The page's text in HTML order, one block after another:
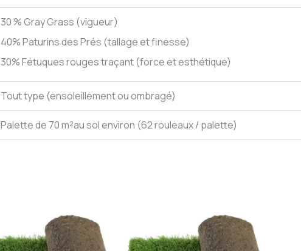
30 % Gray Grass (vigueur)
40% Paturins des Prés (tallage et finesse)
30% Fétuques rouges traçant (force et esthétique)
Tout type (ensoleillement ou ombragé)
Palette de 70 m²au sol environ (62 rouleaux / palette)